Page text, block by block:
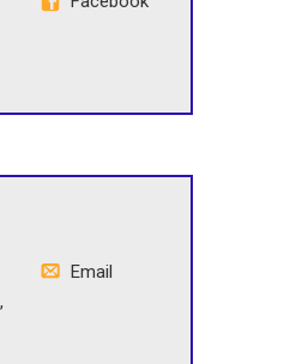
Email